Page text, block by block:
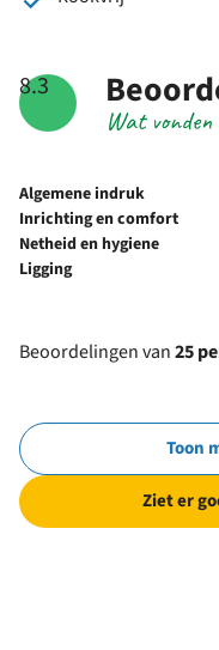
8.3
Wat
Algemene indruk
Inrichting en comfort
Netheid en hygiene
Ligging
Beoordelingen van25
Toon
Ziet er